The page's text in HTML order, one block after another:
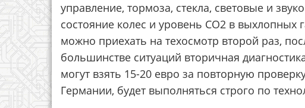
управление, тормоза, стекла, световые и
состояние колес и уровень CO2 в выхлопных
можно приехать на техосмотр второй раз,
большинстве ситуаций вторичная
могут взять 15-20 евро за повторную
Германии, будет выполняться строго по